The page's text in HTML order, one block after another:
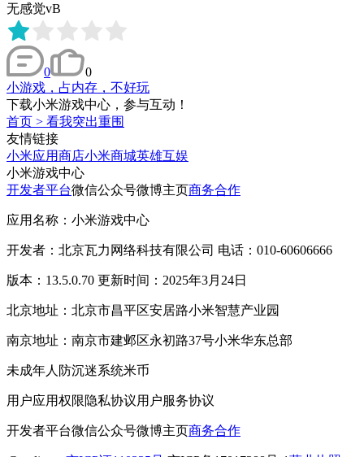
无感觉vB
0
0
小游戏，占内存，不好玩
下载小米游戏中心，参与互动！
首页 > 看我突出重围
友情链接
小米应用商店小米商城英雄互娱
小米游戏中心
开发者平台微信公众号微博主页商务合作
应用名称：小米游戏中心
开发者：北京瓦力网络科技有限公司 电话：010-60606666
版本：13.5.0.70 更新时间：2025年3月24日
北京地址：北京市昌平区安居路小米智慧产业园
南京地址：南京市建邺区永初路37号小米华东总部
未成年人防沉迷系统米币
用户应用权限隐私协议用户服务协议
开发者平台微信公众号微博主页商务合作